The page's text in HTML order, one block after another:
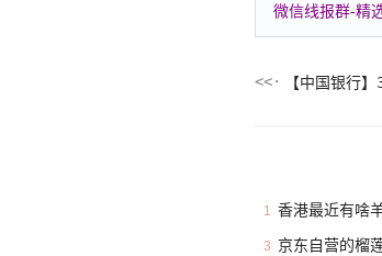
微信线报群-精
【中国银行
1 香港最近有啥
3 京东自营的榴